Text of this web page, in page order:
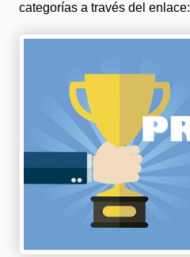
categorías a través del enlace: